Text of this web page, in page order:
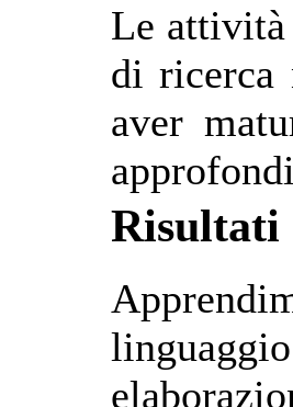
Le
di ricerca
aver
Risultati